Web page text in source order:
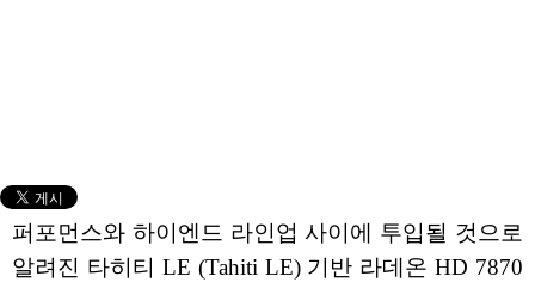
퍼포먼스와 하이엔드 라인업 사이에 투입될 것으로
알려진 타히티 LE (Tahiti LE) 기반 라데온 HD 7870